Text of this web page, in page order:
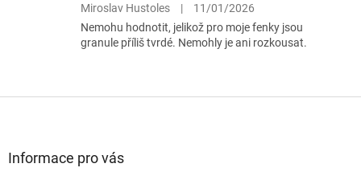
hvězdiček.
Hodnocení
produktu
je
3
hvězdiček.
Miroslav Hustoles |
11/01/2026
Nemohu hodnotit, jelikož pro moje fenky jsou
granule příliš tvrdé. Nemohly je ani rozkousat.
Informace pro vás